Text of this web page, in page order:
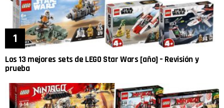
Los 13 mejores sets de LEGO Star Wars [año] – Revisión y
prueba